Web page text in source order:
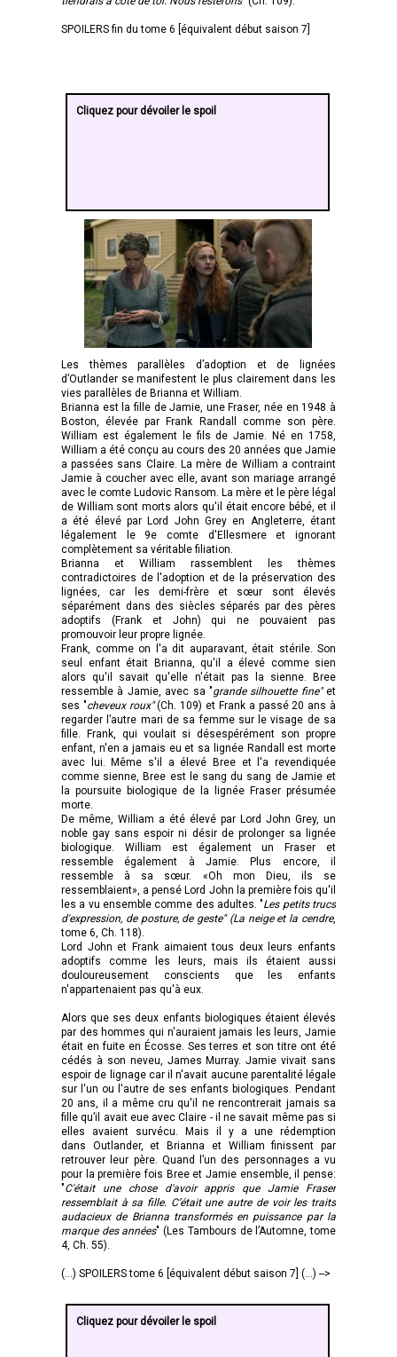
SPOILERS fin du tome 6 [équivalent début saison 7]
Les thèmes parallèles d’adoption et de lignées
d’Outlander se manifestent le plus clairement dans les
vies parallèles de Brianna et William.
Brianna est la fille de Jamie, une Fraser, née en 1948 à
Boston, élevée par Frank Randall comme son père.
William est également le fils de Jamie. Né en 1758,
William a été conçu au cours des 20 années que Jamie
a passées sans Claire. La mère de William a contraint
Jamie à coucher avec elle, avant son mariage arrangé
avec le comte Ludovic Ransom. La mère et le père légal
de William sont morts alors qu'il était encore bébé, et il
a été élevé par Lord John Grey en Angleterre, étant
légalement le 9e comte d'Ellesmere et ignorant
complètement sa véritable filiation.
Brianna et William rassemblent les thèmes
contradictoires de l'adoption et de la préservation des
lignées, car les demi-frère et sœur sont élevés
séparément dans des siècles séparés par des pères
adoptifs (Frank et John) qui ne pouvaient pas
promouvoir leur propre lignée.
Frank, comme on l'a dit auparavant, était stérile. Son
seul enfant était Brianna, qu'il a élevé comme sien
alors qu'il savait qu'elle n'était pas la sienne. Bree
ressemble à Jamie, avec sa "grande silhouette fine"et
ses "cheveux roux"(Ch. 109) et Frank a passé 20 ans à
regarder l’autre mari de sa femme sur le visage de sa
fille. Frank, qui voulait si désespérément son propre
enfant, n'en a jamais eu et sa lignée Randall est morte
avec lui. Même s'il a élevé Bree et l'a revendiquée
comme sienne, Bree est le sang du sang de Jamie et
la poursuite biologique de la lignée Fraser présumée
morte.
De même, William a été élevé par Lord John Grey, un
noble gay sans espoir ni désir de prolonger sa lignée
biologique. William est également un Fraser et
ressemble également à Jamie. Plus encore, il
ressemble à sa sœur. «Oh mon Dieu, ils se
ressemblaient», a pensé Lord John la première fois qu'il
les a vu ensemble comme des adultes. "Les petits trucs
d'expression, de posture, de geste" (La neige et la cendre,
tome 6, Ch. 118).
Lord John et Frank aimaient tous deux leurs enfants
adoptifs comme les leurs, mais ils étaient aussi
douloureusement conscients que les enfants
n'appartenaient pas qu'à eux.
Alors que ses deux enfants biologiques étaient élevés
par des hommes qui n'auraient jamais les leurs, Jamie
était en fuite en Écosse. Ses terres et son titre ont été
cédés à son neveu, James Murray. Jamie vivait sans
espoir de lignage car il n'avait aucune parentalité légale
sur l'un ou l'autre de ses enfants biologiques. Pendant
20 ans, il a même cru qu'il ne rencontrerait jamais sa
fille qu’il avait eue avec Claire - il ne savait même pas si
elles avaient survécu. Mais il y a une rédemption
dans Outlander, et Brianna et William finissent par
retrouver leur père. Quand l’un des personnages a vu
pour la première fois Bree et Jamie ensemble, il pense:
"C'était une chose d'avoir appris que Jamie Fraser
ressemblait à sa fille. C’était une autre de voir les traits
audacieux de Brianna transformés en puissance par la
marque des années" (Les Tambours de l’Automne, tome
4, Ch. 55).
(...) SPOILERS tome 6 [équivalent début saison 7] (...) -->
Cliquez pour dévoiler le spoil
Cliquez pour dévoiler le spoil